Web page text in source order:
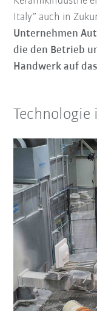
Italy” auch in
Unternehmen
die den Betrieb
Handwerk auf